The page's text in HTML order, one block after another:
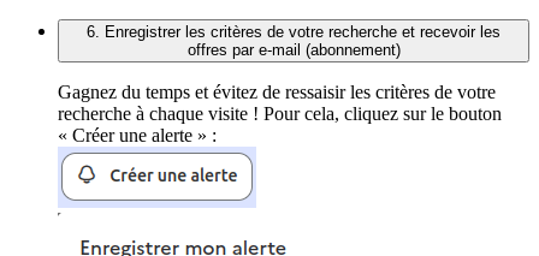
6. Enregistrer les critères de votre recherche et recevoir les
offres par e-mail (abonnement)
Gagnez du temps et évitez de ressaisir les critères de votre
recherche à chaque visite ! Pour cela, cliquez sur le bouton
« Créer une alerte » :